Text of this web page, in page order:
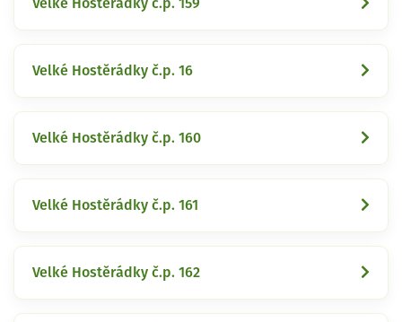
Velké Hostěrádky č.p. 159
Velké Hostěrádky č.p. 16
Velké Hostěrádky č.p. 160
Velké Hostěrádky č.p. 161
Velké Hostěrádky č.p. 162